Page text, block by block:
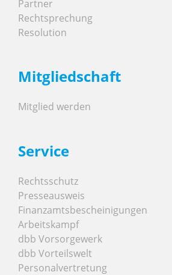
Partner
Rechtsprechung
Resolution
Mitgliedschaft
Mitglied werden
Service
Rechtsschutz
Presseausweis
Finanzamtsbescheinigungen
Arbeitskampf
dbb Vorsorgewerk
dbb Vorteilswelt
Personalvertretung